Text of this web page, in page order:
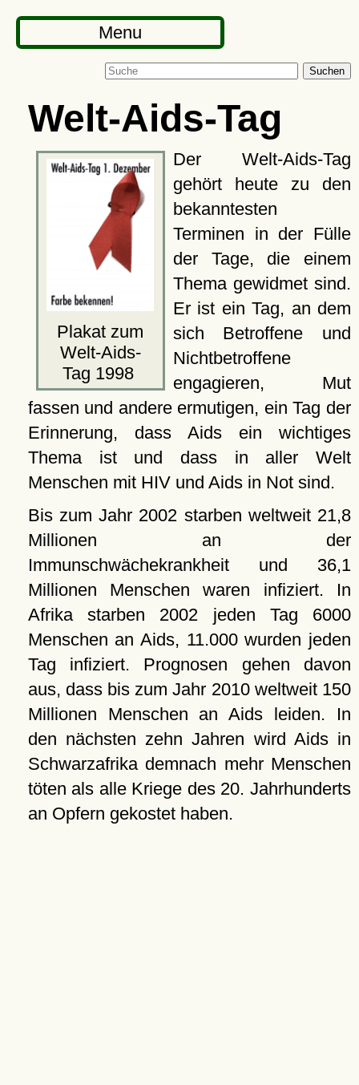
Menu
Suchen
Welt-Aids-Tag
Plakat zum
Welt-Aids-
Tag 1998
Der Welt-Aids-Tag
gehört heute zu den
bekanntesten
Terminen in der Fülle
der Tage, die einem
Thema gewidmet sind.
Er ist ein Tag, an dem
sich Betroffene und
Nichtbetroffene
engagieren, Mut
fassen und andere ermutigen, ein Tag der
Erinnerung, dass Aids ein wichtiges
Thema ist und dass in aller Welt
Menschen mit HIV und Aids in Not sind.
Bis zum Jahr 2002 starben weltweit 21,8
Millionen an der
Immunschwächekrankheit und 36,1
Millionen Menschen waren infiziert. In
Afrika starben 2002 jeden Tag 6000
Menschen an Aids, 11.000 wurden jeden
Tag infiziert. Prognosen gehen davon
aus, dass bis zum Jahr 2010 weltweit 150
Millionen Menschen an Aids leiden. In
den nächsten zehn Jahren wird Aids in
Schwarzafrika demnach mehr Menschen
töten als alle Kriege des 20. Jahrhunderts
an Opfern gekostet haben.